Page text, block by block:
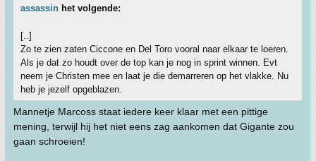
assassin het volgende:
[..]
Zo te zien zaten Ciccone en Del Toro vooral naar elkaar te loeren.
Als je dat zo houdt over de top kan je nog in sprint winnen. Evt
neem je Christen mee en laat je die demarreren op het vlakke. Nu
heb je jezelf opgeblazen.
Mannetje Marcoss staat iedere keer klaar met een pittige
mening, terwijl hij het niet eens zag aankomen dat Gigante zou
gaan schroeien!